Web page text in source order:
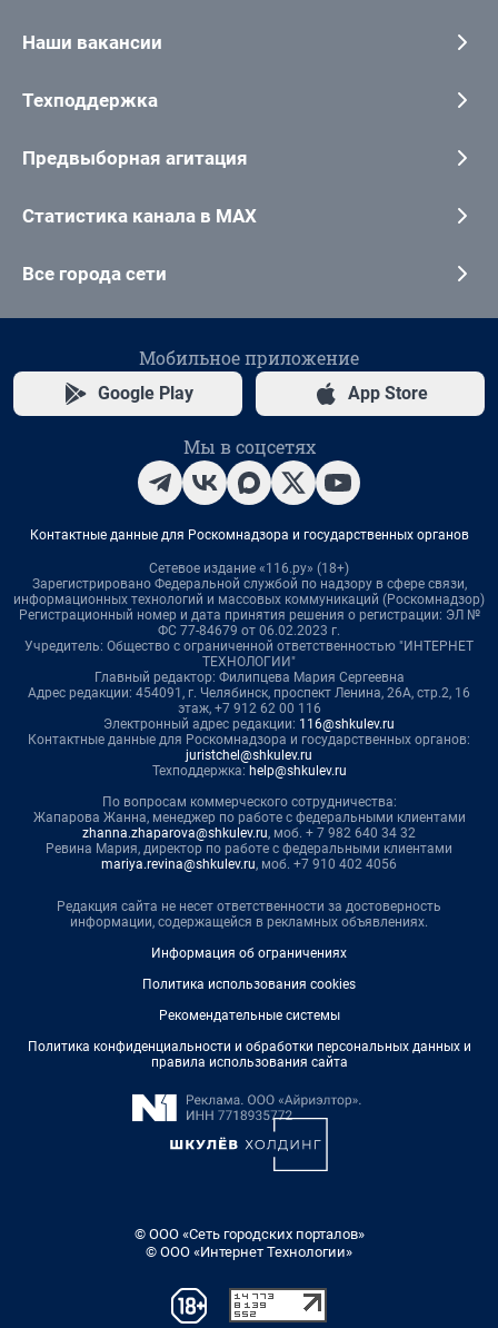
Наши вакансии
Техподдержка
Предвыборная агитация
Статистика канала в MAX
Все города сети
Мобильное приложение
Google Play App Store
Мы в соцсетях
Контактные данные для Роскомнадзора и государственных органов
Сетевое издание «116.ру» (18+)
Зарегистрировано Федеральной службой по надзору в сфере связи,
информационных технологий и массовых коммуникаций (Роскомнадзор)
Регистрационный номер и дата принятия решения о регистрации: ЭЛ №
ФС 77-84679 от 06.02.2023 г.
Учредитель: Общество с ограниченной ответственностью "ИНТЕРНЕТ
ТЕХНОЛОГИИ"
Главный редактор: Филипцева Мария Сергеевна
Адрес редакции: 454091, г. Челябинск, проспект Ленина, 26А, стр.2, 16
этаж, +7 912 62 00 116
Электронный адрес редакции: 116@shkulev.ru
Контактные данные для Роскомнадзора и государственных органов:
juristchel@shkulev.ru
Техподдержка: help@shkulev.ru
По вопросам коммерческого сотрудничества:
Жапарова Жанна, менеджер по работе с федеральными клиентами
zhanna.zhaparova@shkulev.ru, моб. + 7 982 640 34 32
Ревина Мария, директор по работе с федеральными клиентами
mariya.revina@shkulev.ru, моб. +7 910 402 4056
Редакция сайта не несет ответственности за достоверность
информации, содержащейся в рекламных объявлениях.
Информация об ограничениях
Политика использования cookies
Рекомендательные системы
Политика конфиденциальности и обработки персональных данных и
правила использования сайта
© ООО «Сеть городских порталов»
© ООО «Интернет Технологии»